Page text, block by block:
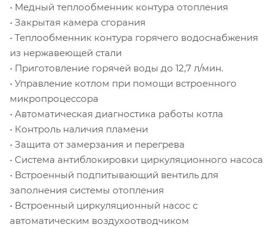
• Медный теплообменник контура отопления
• Закрытая камера сгорания
• Теплообменник контура горячего водоснабжения
из нержавеющей стали
• Приготовление горячей воды до 12,7 л/мин.
• Управление котлом при помощи встроенного
микропроцессора
• Автоматическая диагностика работы котла
• Контроль наличия пламени
• Защита от замерзания и перегрева
• Система антиблокировки циркуляционного насоса
• Встроенный подпитывающий вентиль для
заполнения системы отопления
• Встроенный циркуляционный насос с
автоматическим воздухоотводчиком